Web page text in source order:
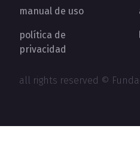
manual de uso
política de
privacidad
all rights reserved ©